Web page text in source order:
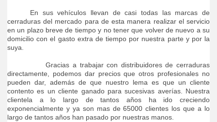
En sus vehículos llevan de casi todas las marcas de
cerraduras del mercado para de esta manera realizar el servicio
en un plazo breve de tiempo y no tener que volver de nuevo a su
domicilio con el gasto extra de tiempo por nuestra parte y por la
suya.
Gracias a trabajar con distribuidores de cerraduras
directamente, podemos dar precios que otros profesionales no
pueden dar, además de que nuestro lema es que un cliente
contento es un cliente ganado para sucesivas averías. Nuestra
clientela a lo largo de tantos años ha ido creciendo
exponencialmente y ya son mas de 65000 clientes los que a lo
largo de tantos años han pasado por nuestras manos.